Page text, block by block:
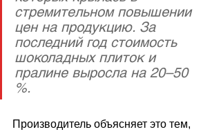
стремительном повышении
цен на продукцию. За
последний год стоимость
шоколадных плиток и
пралине выросла на 20–50
%.
Производитель объясняет это тем,